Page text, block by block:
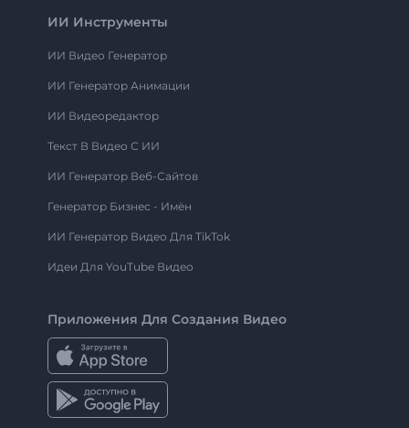
ИИ Инструменты
ИИ Видео Генератор
ИИ Генератор Анимации
ИИ Видеоредактор
Текст В Видео С ИИ
ИИ Генератор Веб-Сайтов
Генератор Бизнес - Имён
ИИ Генератор Видео Для TikTok
Идеи Для YouTube Видео
Приложения Для Создания Видео